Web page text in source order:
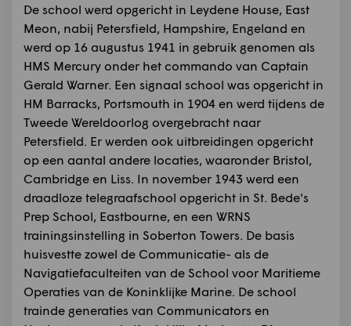
De school werd opgericht in Leydene House, East
Meon, nabij Petersfield, Hampshire, Engeland en
werd op 16 augustus 1941 in gebruik genomen als
HMS Mercury onder het commando van Captain
Gerald Warner. Een signaal school was opgericht in
HM Barracks, Portsmouth in 1904 en werd tijdens de
Tweede Wereldoorlog overgebracht naar
Petersfield. Er werden ook uitbreidingen opgericht
op een aantal andere locaties, waaronder Bristol,
Cambridge en Liss. In november 1943 werd een
draadloze telegraafschool opgericht in St. Bede's
Prep School, Eastbourne, en een WRNS
trainingsinstelling in Soberton Towers. De basis
huisvestte zowel de Communicatie- als de
Navigatiefaculteiten van de School voor Maritieme
Operaties van de Koninklijke Marine. De school
trainde generaties van Communicators en